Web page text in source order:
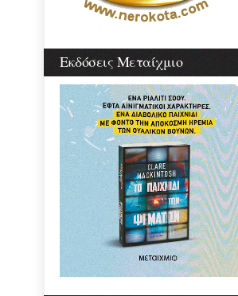
Εκδόσεις Μεταίχμιο